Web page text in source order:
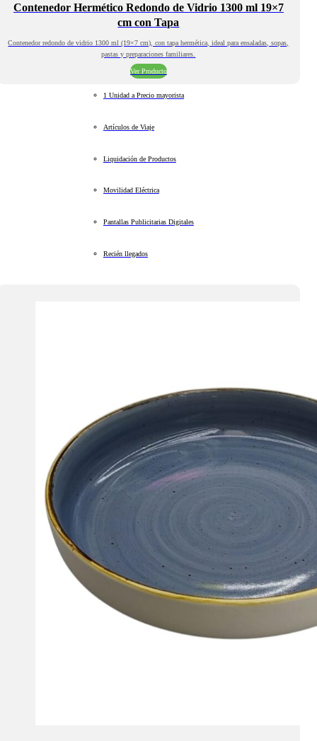
Contenedor Hermético Redondo de Vidrio 1300 ml 19×7
cm con Tapa
Contenedor redondo de vidrio 1300 ml (19×7 cm), con tapa hermética, ideal para ensaladas, sopas,
pastas y preparaciones familiares.
Ver Producto
1 Unidad a Precio mayorista
Artículos de Viaje
Liquidación de Productos
Movilidad Eléctrica
Pantallas Publicitarias Digitales
Recién llegados